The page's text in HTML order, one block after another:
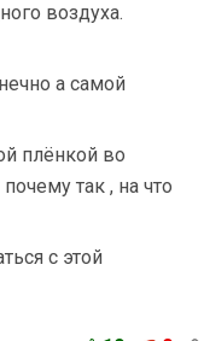
воздуха.
а самой
плёнкой во
так , на что
с этой